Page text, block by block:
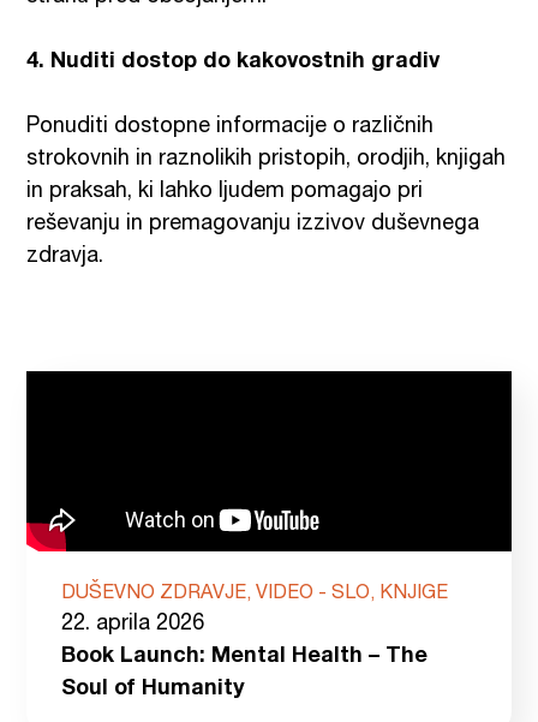
4. Nuditi dostop do kakovostnih gradiv
Ponuditi dostopne informacije o različnih
strokovnih in raznolikih pristopih, orodjih, knjigah
in praksah, ki lahko ljudem pomagajo pri
reševanju in premagovanju izzivov duševnega
zdravja.
DUŠEVNO ZDRAVJE, VIDEO - SLO, KNJIGE
22. aprila 2026
Book Launch: Mental Health – The
Soul of Humanity